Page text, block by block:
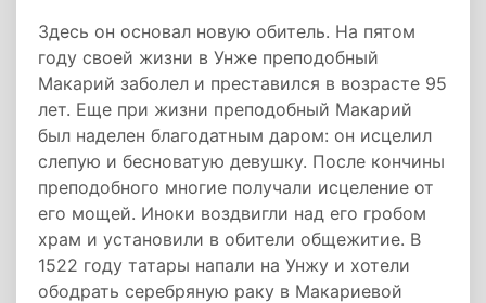
Здесь он основал новую обитель. На пятом
году своей жизни в Унже преподобный
Макарий заболел и преставился в возрасте 95
лет. Еще при жизни преподобный Макарий
был наделен благодатным даром: он исцелил
слепую и бесноватую девушку. После кончины
преподобного многие получали исцеление от
его мощей. Иноки воздвигли над его гробом
храм и установили в обители общежитие. В
1522 году татары напали на Унжу и хотели
ободрать серебряную раку в Макариевой